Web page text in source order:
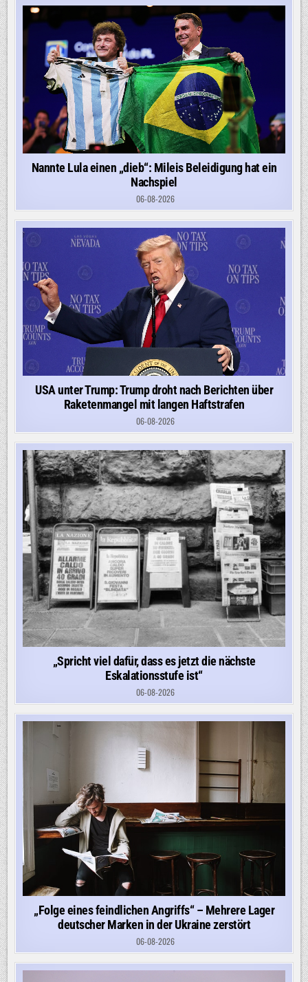
Nannte Lula einen „dieb“: Mileis Beleidigung hat ein
Nachspiel
06-08-2026
USA unter Trump: Trump droht nach Berichten über
Raketenmangel mit langen Haftstrafen
06-08-2026
„Spricht viel dafür, dass es jetzt die nächste
Eskalationsstufe ist“
06-08-2026
„Folge eines feindlichen Angriffs“ – Mehrere Lager
deutscher Marken in der Ukraine zerstört
06-08-2026